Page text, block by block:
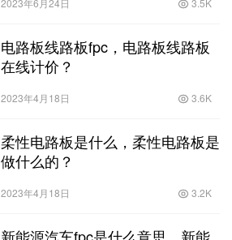
电路板线路板fpc，电路板线路板
在线计价？
2023年4月18日 3.6K
柔性电路板是什么，柔性电路板是
做什么的？
2023年4月18日 3.2K